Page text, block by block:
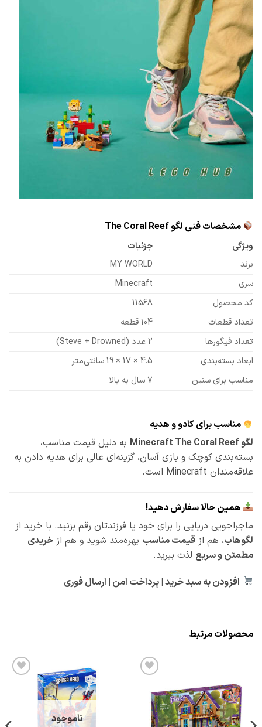
مشخصات فنی لگو The Coral Reef
ویژگی
جزئیات
برند
MY WORLD
سری
Minecraft
کد محصول
11568
تعداد قطعات
104 قطعه
تعداد فیگورها
ابعاد بسته‌بندی
4.5 × 17 × 19 سانتی‌متر
مناسب برای سنین
مناسب برای کادو و هدیه
لگو Minecraft The Coral Reef
به دلیل قیمت مناسب،
بسته‌بندی کوچک و بازی آسان، گزینه‌ای عالی برای هدیه دادن به
علاقه‌مندان Minecraft است.
همین حالا سفارش دهید!
ماجراجویی دریایی را برای خود یا فرزندتان رقم بزنید. با خرید از
لگوهاب، هم از قیمت مناسببهره‌مند شوید و هم از خریدی
مطمئن و سریعلذت ببرید.
افزودن به سبد خرید | پرداخت امن | ارسال فوری
محصولات مرتبط
افزودن
علاقه
مندی
ها
افزودن
علاقه
مندی
ناموجود